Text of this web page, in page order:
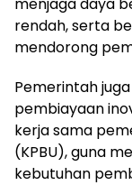
rendah, serta
mendorong
Pemerintah
pembiayaan
kerja sama
(KPBU), guna
kebutuhan